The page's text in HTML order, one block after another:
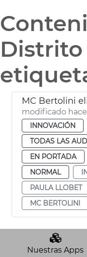
Distrito
modificado
INNOVACIÓN
TODAS LAS
EN PORTADA
NORMAL
PAULA LLOBET
MC BERTOLINI
Nuestras Apps